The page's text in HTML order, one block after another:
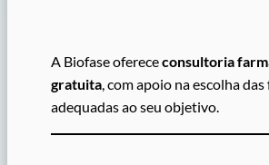
A Biofase oferececonsultoria
gratuita, com apoio na escolha
adequadas ao seu objetivo.